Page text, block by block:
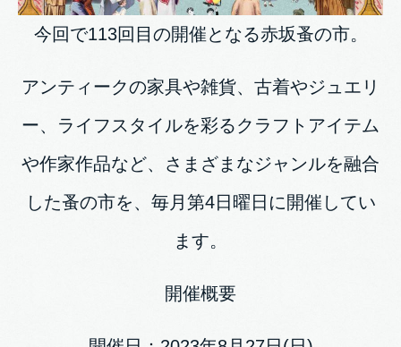
今回で113回目の開催となる赤坂蚤の市。
アンティークの家具や雑貨、古着やジュエリ
ー、ライフスタイルを彩るクラフトアイテム
や作家作品など、さまざまなジャンルを融合
した蚤の市を、毎月第4日曜日に開催してい
ます。
開催概要